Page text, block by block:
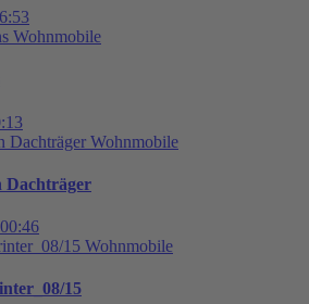
Wohnmobile
Wohnmobile
Dachträger
Wohnmobile
15